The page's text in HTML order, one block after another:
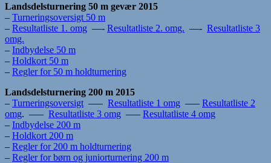
Landsdelsturnering 50 m gevær 2015
– Turneringsoversigt 50 m
– Resultatliste 1. omg —- Resultatliste 2. omg. —- Resultatliste 3
omg.
– Indbydelse 50 m
– Holdkort 50 m
– Regler for 50 m holdturnering
Landsdelsturnering 200 m 2015
– Turneringsoversigt —– Resultatliste 1 omg —– Resultatliste 2
omg. —– Resultatliste 3 omg —– Resultatliste 4 omg
– Indbydelse 200 m
– Holdkort 200 m
– Regler for 200 m holdturnering
– Regler for børn og juniorturnering 200 m